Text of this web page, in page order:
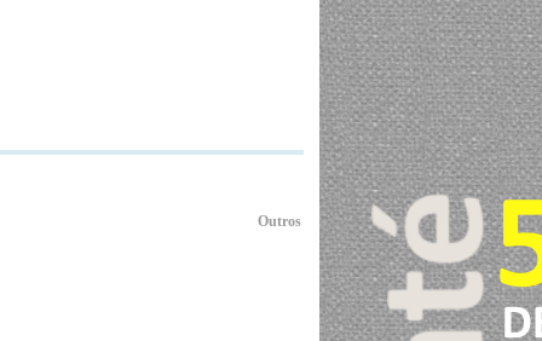
Outros